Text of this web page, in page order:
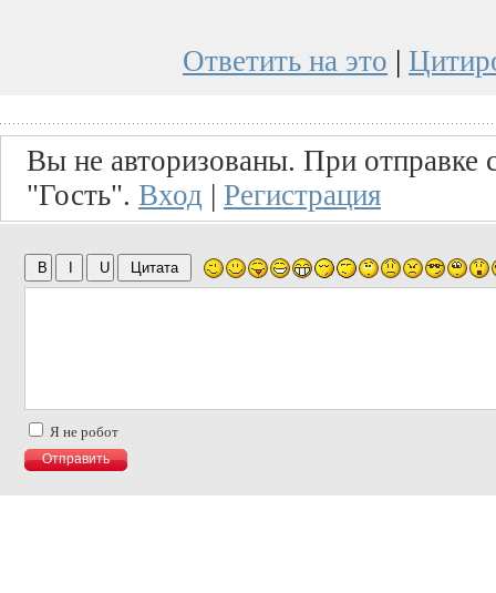
Ответить на это |
Вы не авторизованы. При отправке
"Гость". Вход | Регистрация
Я не робот